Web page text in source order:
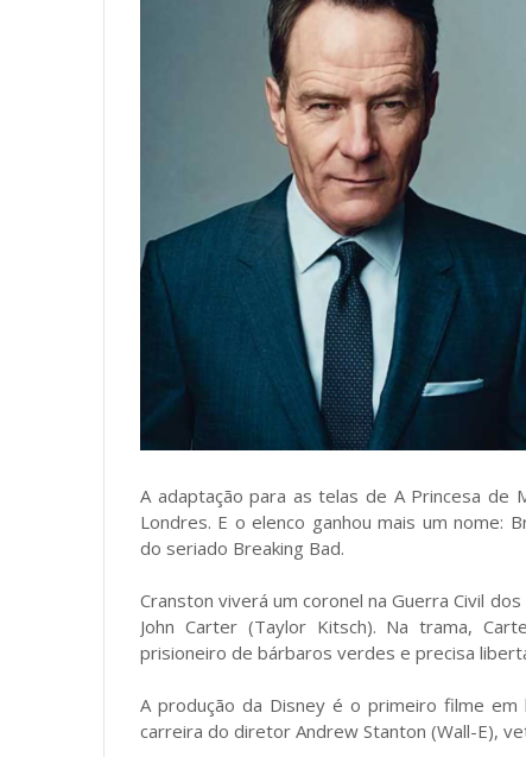
A adaptação para as telas de A Princesa de
Londres. E o elenco ganhou mais um nome:
do seriado Breaking Bad.
Cranston viverá um coronel na Guerra Civil
John Carter (Taylor Kitsch). Na trama,
prisioneiro de bárbaros verdes e precisa
A produção da Disney é o primeiro filme
carreira do diretor Andrew Stanton (Wall-E),